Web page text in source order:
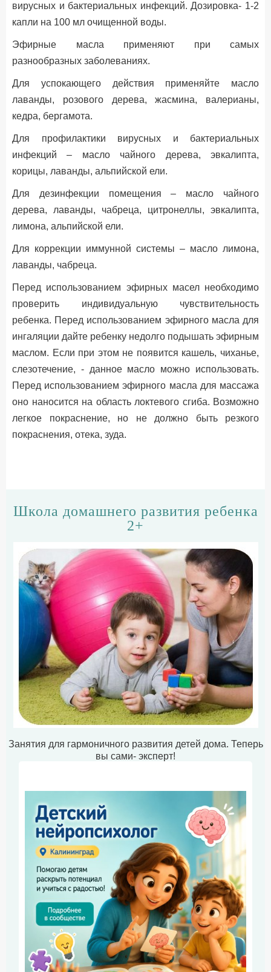
вирусных и бактериальных инфекций. Дозировка- 1-2
капли на 100 мл очищенной воды.
Эфирные масла применяют при самых
разнообразных заболеваниях.
Для успокающего действия применяйте масло
лаванды, розового дерева, жасмина, валерианы,
кедра, бергамота.
Для профилактики вирусных и бактериальных
инфекций – масло чайного дерева, эвкалипта,
корицы, лаванды, альпийской ели.
Для дезинфекции помещения – масло чайного
дерева, лаванды, чабреца, цитронеллы, эвкалипта,
лимона, альпийской ели.
Для коррекции иммунной системы – масло лимона,
лаванды, чабреца.
Перед использованием эфирных масел необходимо
проверить индивидуальную чувствительность
ребенка. Перед использованием эфирного масла для
ингаляции дайте ребенку недолго подышать эфирным
маслом. Если при этом не появится кашель, чиханье,
слезотечение, - данное масло можно использовать.
Перед использованием эфирного масла для массажа
оно наносится на область локтевого сгиба. Возможно
легкое покраснение, но не должно быть резкого
покраснения, отека, зуда.
Школа домашнего развития ребенка
2+
Занятия для гармоничного развития детей дома. Теперь
вы сами- эксперт!